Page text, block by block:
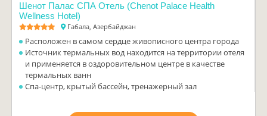
Шенот Палас СПА Отель (Chenot Palace Health
Wellness Hotel)
Габала, Азербайджан
Расположен в самом сердце живописного центра города
Источник термальных вод находится на территории отеля
и применяется в оздоровительном центре в качестве
термальных ванн
Спа-центр, крытый бассейн, тренажерный зал